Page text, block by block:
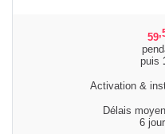
59
puis
Activation &
Délais
6